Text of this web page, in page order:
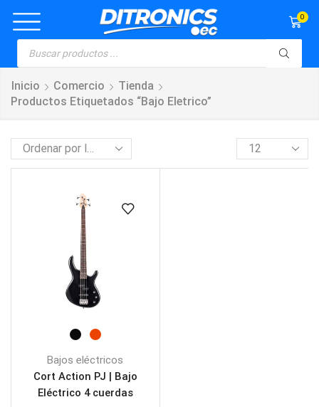
0
Inicio Comercio
Tienda
Productos Etiquetados “bajo Eletrico”
Bajos eléctricos
Cort Action PJ | Bajo
Eléctrico 4 cuerdas